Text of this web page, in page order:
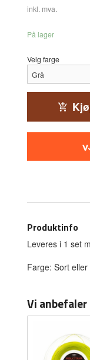
inkl. mva.
På lager
Velg farge
Produktinfo
Leveres i 1 set
Farge: Sort
Vi anbefaler